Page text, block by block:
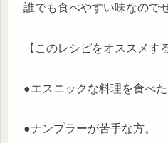
誰でも食べやすい味なので
【このレシピをオススメす
●エスニックな料理を食べた
●ナンプラーが苦手な方。